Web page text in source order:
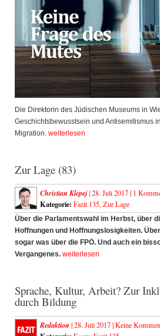
Die Direktorin des Jüdischen Museums in
Geschichtsbewusstsein und Antisemitismus
Migration. weiterlesen
Zur Lage (83)
Christian Klepej| 28. Juli 2017 | 1
Kategorie: Fazit 135, Zur Lage
Über die Parlamentswahl im Herbst, über
Hoffnungen und Hoffnungslosigkeiten.
sogar was über die FPÖ. Und auch ein
Vergangenes. weiterlesen
Sprache, Kultur, Arbeit? Zur
durch Bildung
Redaktion | 28. Juli 2017 |Keine